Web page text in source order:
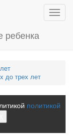
до трех лет
политикой